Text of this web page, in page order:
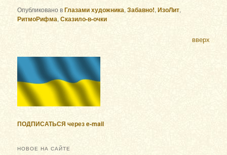
Опубликовано вГлазами художника,Забавно!,ИзоЛит,
РитмоРифма,Сказило-в-очки
вверх
ПОДПИСАТЬСЯ через e-mail
НОВОЕ НА САЙТЕ